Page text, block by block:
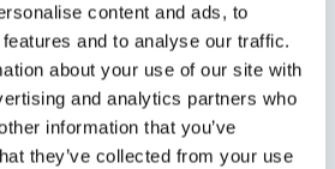
content and ads, to
and to analyse our traffic.
about your use of our site with
and analytics partners who
information that you’ve
they’ve collected from your use
in
en waarom 2010-
van 2026 niet meer